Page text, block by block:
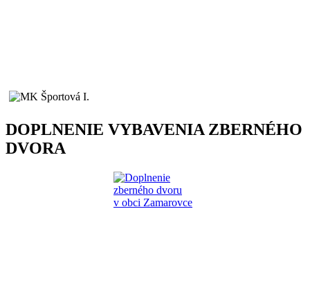
DOPLNENIE VYBAVENIA ZBERNÉHO
DVORA